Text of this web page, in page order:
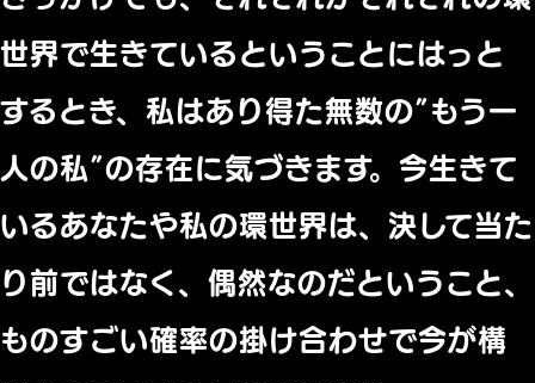
世界で生きているということにはっと
するとき、私はあり得た無数の”もう一
人の私”の存在に気づきます。今生きて
いるあなたや私の環世界は、決して当た
り前ではなく、偶然なのだということ、
ものすごい確率の掛け合わせで今が構